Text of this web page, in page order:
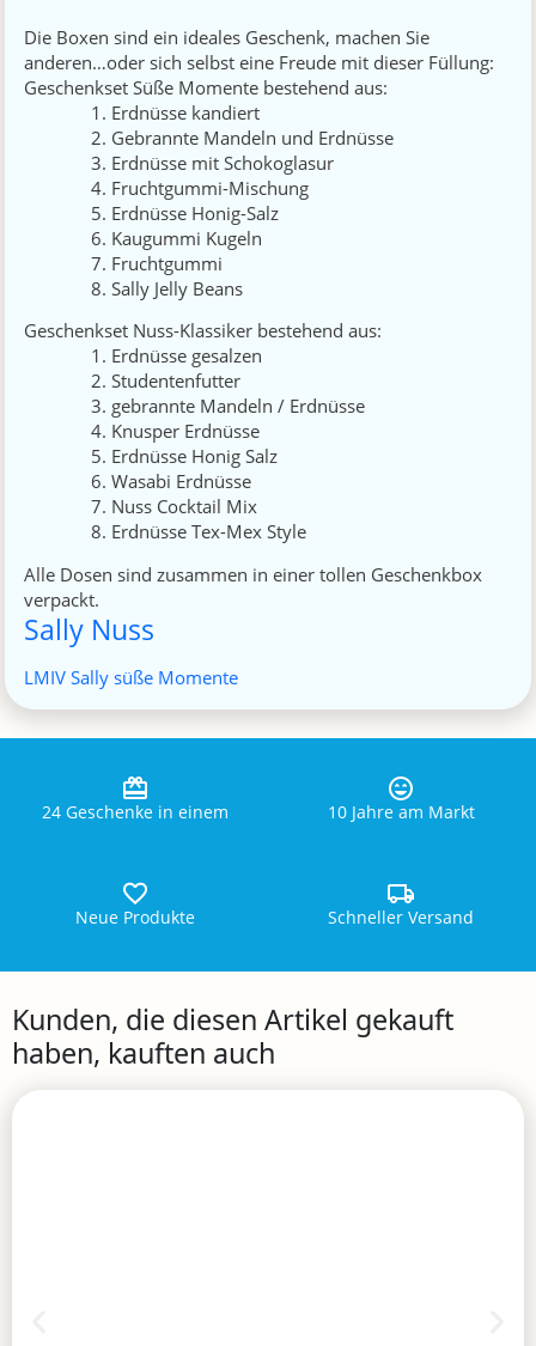
Die Boxen sind ein ideales Geschenk, machen Sie
anderen…oder sich selbst eine Freude mit dieser Füllung:
Geschenkset Süße Momente bestehend aus:
Erdnüsse kandiert
Gebrannte Mandeln und Erdnüsse
Erdnüsse mit Schokoglasur
Fruchtgummi-Mischung
Erdnüsse Honig-Salz
Kaugummi Kugeln
Fruchtgummi
Sally Jelly Beans
Geschenkset Nuss-Klassiker bestehend aus:
Erdnüsse gesalzen
Studentenfutter
gebrannte Mandeln / Erdnüsse
Knusper Erdnüsse
Erdnüsse Honig Salz
Wasabi Erdnüsse
Nuss Cocktail Mix
Erdnüsse Tex-Mex Style
Alle Dosen sind zusammen in einer tollen Geschenkbox
verpackt.
Sally Nuss
LMIV Sally süße Momente
24 Geschenke in einem 10 Jahre am Markt
Neue Produkte Schneller Versand
Kunden, die diesen Artikel gekauft
haben, kauften auch